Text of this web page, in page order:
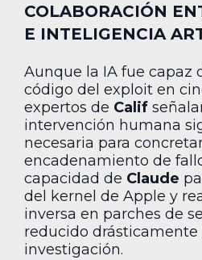
COLABORACIÓN
E INTELIGENCIA
Aunque la IA fue capaz
código del exploit en
expertos de Calif
intervención humana
necesaria para
encadenamiento de
capacidad de Claude
del kernel de Apple y
inversa en parches de
reducido drásticamente
investigación.